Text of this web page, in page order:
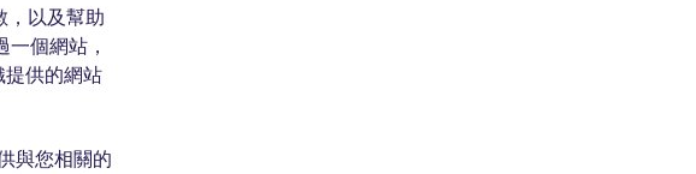
，以及幫助
個網站，
供的網站
與您相關的